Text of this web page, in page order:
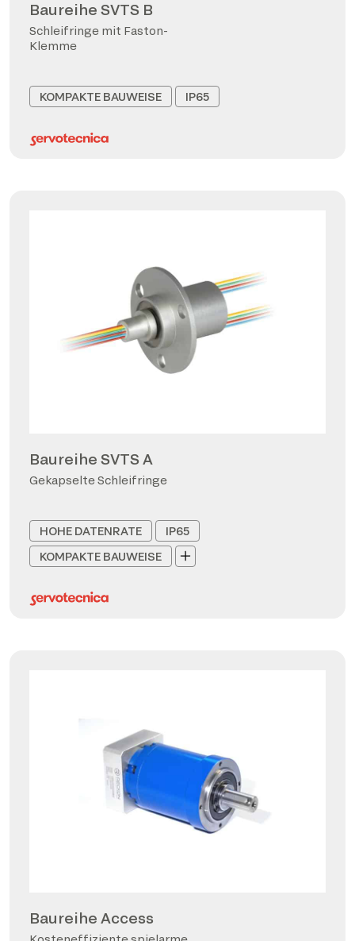
Baureihe SVTS B
Schleifringe mit Faston-
Klemme
KOMPAKTE BAUWEISE IP65
Baureihe SVTS A
Gekapselte Schleifringe
HOHE DATENRATE
IP65
KOMPAKTE BAUWEISE
Baureihe Access